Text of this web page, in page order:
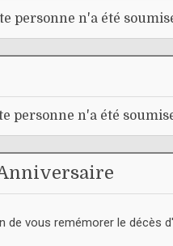
personne n'a été
personne n'a été
de vous remémorer le décès